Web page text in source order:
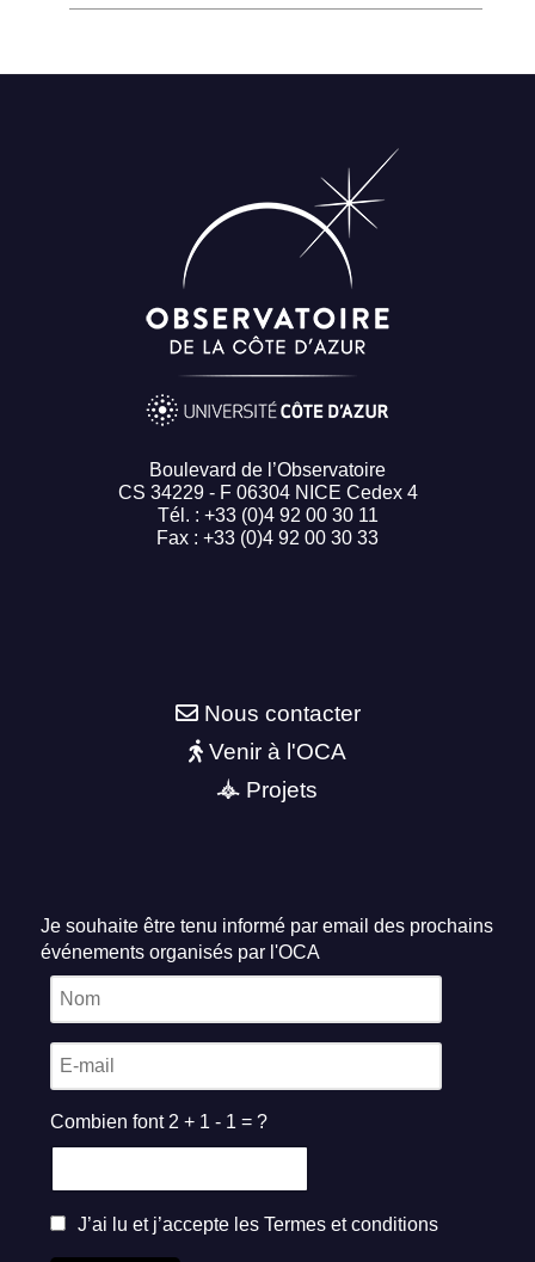
Boulevard de l’Observatoire
CS 34229 - F 06304 NICE Cedex 4
Tél. : +33 (0)4 92 00 30 11
Fax : +33 (0)4 92 00 30 33
Nous contacter
Venir à l'OCA
Projets
Je souhaite être tenu informé par email des prochains
événements organisés par l'OCA
Combien font 2 + 1 - 1 = ?
J’ai lu et j’accepte les Termes et conditions